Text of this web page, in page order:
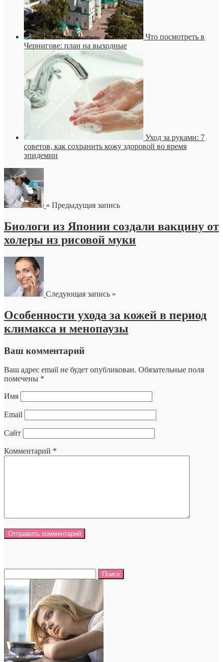
Что посмотреть в
Чернигове: план на выходные
Уход за руками: 7
советов, как сохранить кожу здоровой во время
эпидемии
« Предыдущая запись
Биологи из Японии создали вакцину от
холеры из рисовой муки
Следующая запись »
Особенности ухода за кожей в период
климакса и менопаузы
Ваш комментарий
Ваш адрес email не будет опубликован. Обязательные поля
помечены *
Имя
Email
Сайт
Комментарий *